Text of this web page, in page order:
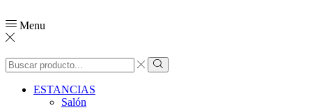
Menu
ESTANCIAS
Salón